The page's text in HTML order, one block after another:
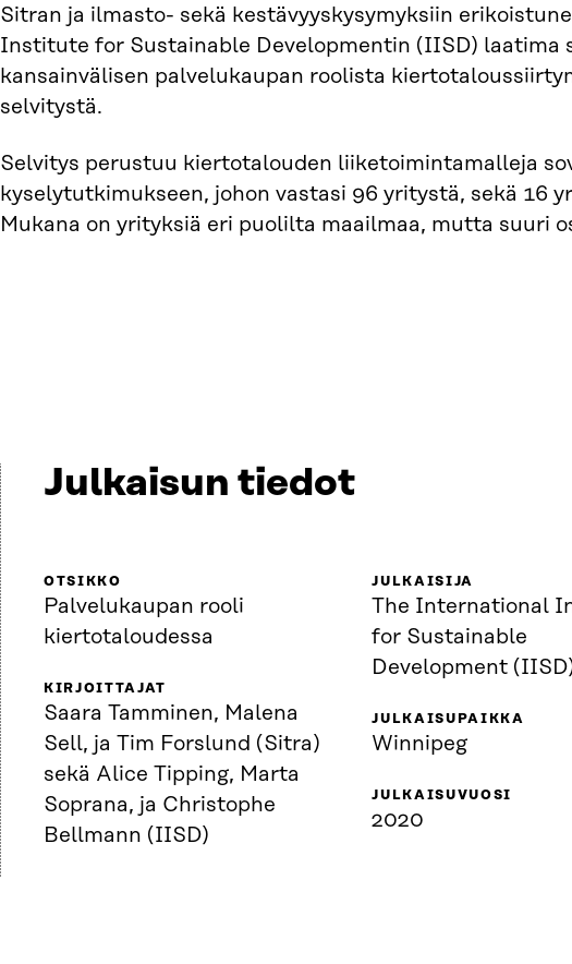
Sitran ja ilmasto- sekä kestävyyskysymyksiin
Institute for Sustainable Developmentin (IISD) laatima
kansainvälisen palvelukaupan roolista
selvitystä.
Selvitys perustuu kiertotalouden liiketoimintamalleja
kyselytutkimukseen, johon vastasi 96 yritystä, sekä 16
Mukana on yrityksiä eri puolilta maailmaa, mutta suuri
Julkaisun tiedot
OTSIKKO
Palvelukaupan rooli
kiertotaloudessa
KIRJOITTAJAT
Saara Tamminen, Malena
Sell, ja Tim Forslund (Sitra)
sekä Alice Tipping, Marta
Soprana, ja Christophe
Bellmann (IISD)
JULKAISIJA
The International
for Sustainable
Development
JULKAISUPAIKKA
Winnipeg
JULKAISUVUOSI
2020